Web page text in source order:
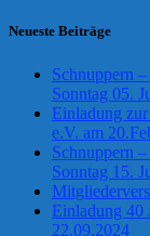
Neueste Beiträge
Schnuppern
Sonntag 05.
Einladung
e.V. am
Schnuppern
Sonntag 15.
Einladung 40
22.09.2024